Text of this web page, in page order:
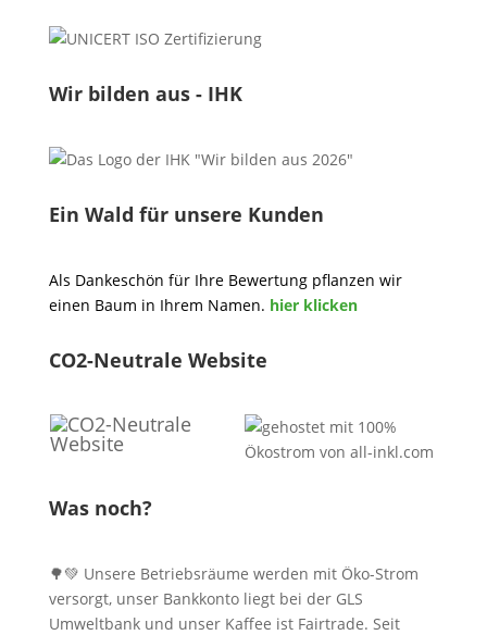
Wir bilden aus - IHK
Ein Wald für unsere Kunden
Als Dankeschön für Ihre Bewertung pflanzen wir
einen Baum in Ihrem Namen. hier klicken
CO2-Neutrale Website
Was noch?
🌳💚 Unsere Betriebsräume werden mit Öko-Strom
versorgt, unser Bankkonto liegt bei der GLS
Umweltbank und unser Kaffee ist Fairtrade. Seit